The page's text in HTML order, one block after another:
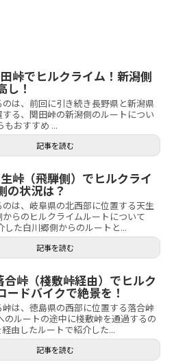
峠でヒルクライム！新潟側
し！
は、前回に引き続き長野県と新潟県
る、関田峠の新潟側のルートについ
もおすすめ ...
記事を読む
峠（飛騨側）でヒルクライ
の状況は？
は、岐阜県の北西部に位置する天生
らのヒルクライムルートについて
した白川郷側からのルートと...
記事を読む
峠（棧敷峠経由）でヒルク
ードバイクで絶景を！
は、徳島県の西部に位置する落合峠
のルートの途中に棧敷峠を通過するの
由したルートで紹介した...
記事を読む